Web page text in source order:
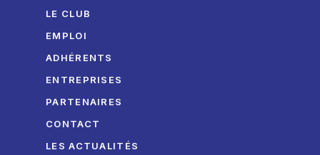
LE CLUB
EMPLOI
ADHÉRENTS
ENTREPRISES
PARTENAIRES
CONTACT
LES ACTUALITÉS